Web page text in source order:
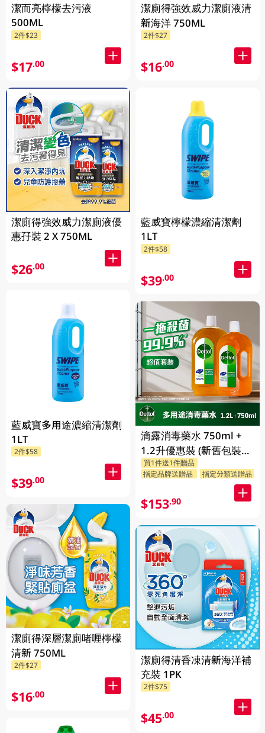
潔而亮檸檬去污液
500ML
2件$23
$17.00
潔廁得強效威力潔廁液優
惠孖裝 2 X 750ML
$26.00
藍威寶多用途濃縮清潔劑
1LT
2件$58
$39.00
潔廁得深層潔廁啫喱檸檬
清新 750ML
2件$27
$16.00
潔廁得強效威力潔廁液清
新海洋 750ML
2件$27
$16.00
藍威寶檸檬濃縮清潔劑
1LT
2件$58
$39.00
滴露消毒藥水 750ml +
1.2升優惠裝 (新舊包裝隨
機發送)
買1件送1件贈品
指定品牌送贈品
指定分類送贈品
$153.90
潔廁得清香凍清新海洋補
充裝 1PK
2件$75
$45.00